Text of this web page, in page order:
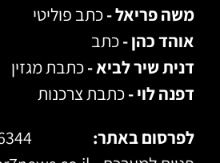
משה פריאל -כתב פוליטי
אוהד כהן -כתב
דנית שיר לביא -כתבת מגזין
דפנה לוי -כתבת צרכנות
לפרסום באתר: